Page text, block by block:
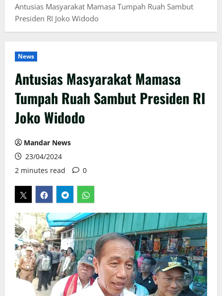
Antusias Masyarakat Mamasa Tumpah Ruah Sambut
Presiden RI Joko Widodo
News
Antusias Masyarakat Mamasa
Tumpah Ruah Sambut Presiden RI
Joko Widodo
Mandar News
23/04/2024
2 minutes read
0